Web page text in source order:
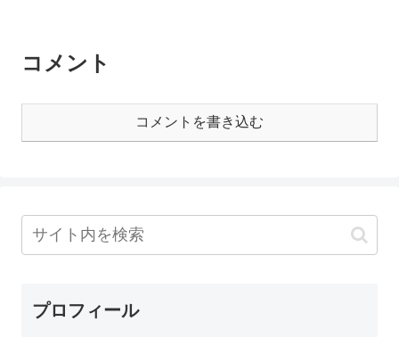
コメント
コメントを書き込む
プロフィール